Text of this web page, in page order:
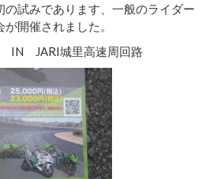
試みであります、一般のライダー
開催されました。
IN JARI城里高速周回路